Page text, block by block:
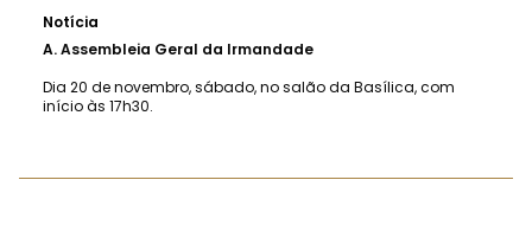
Notícia
A.Assembleia Geral da Irmandade
Dia 20 de novembro, sábado, no salão da Basílica, com
início às 17h30.